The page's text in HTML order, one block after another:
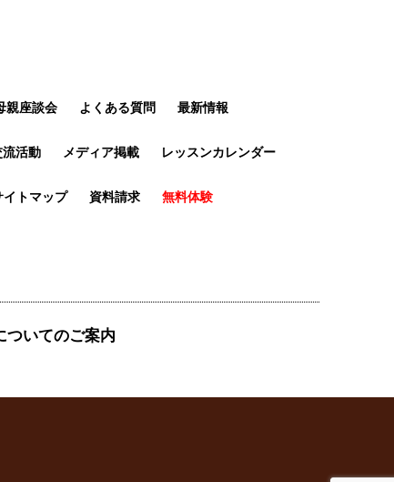
親座談会 よくある質問 最新情報
流活動 メディア掲載 レッスンカレンダー
イトマップ 資料請求 無料体験
ついてのご案内